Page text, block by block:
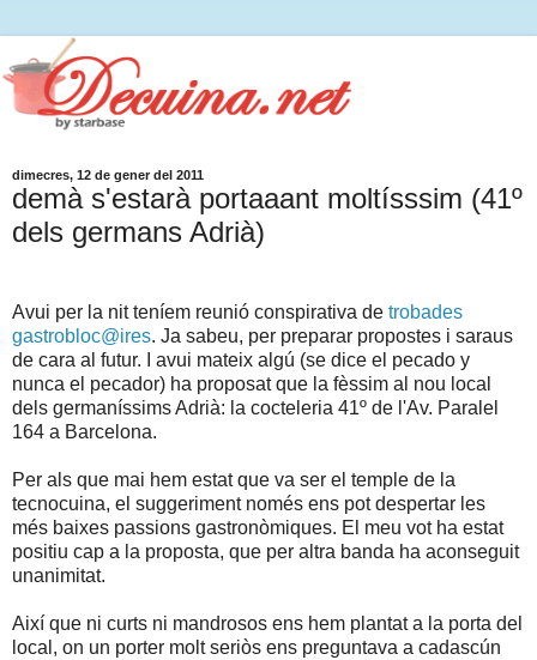
dimecres, 12 de gener del 2011
demà s'estarà portaaant moltísssim (41º
dels germans Adrià)
Avui per la nit teníem reunió conspirativa de trobades
gastrobloc@ires. Ja sabeu, per preparar propostes i saraus
de cara al futur. I avui mateix algú (se dice el pecado y
nunca el pecador) ha proposat que la fèssim al nou local
dels germaníssims Adrià: la cocteleria 41º de l'Av. Paralel
164 a Barcelona.
Per als que mai hem estat que va ser el temple de la
tecnocuina, el suggeriment només ens pot despertar les
més baixes passions gastronòmiques. El meu vot ha estat
positiu cap a la proposta, que per altra banda ha aconseguit
unanimitat.
Així que ni curts ni mandrosos ens hem plantat a la porta del
local, on un porter molt seriòs ens preguntava a cadascún